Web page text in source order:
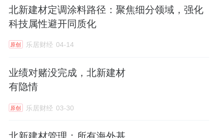
北新建材定调涂料路径：聚焦细分领域，强化
科技属性避开同质化
原创 乐居财经 04-14
业绩对赌没完成，北新建材
有隐情
原创 乐居财经 03-30